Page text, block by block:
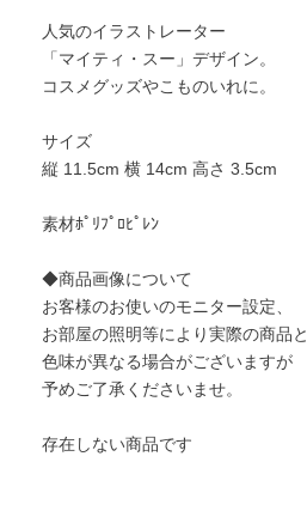
人気のイラストレーター
「マイティ・スー」デザイン。
コスメグッズやこものいれに。
サイズ
縦 11.5cm 横 14cm 高さ 3.5cm
素材ﾎﾟﾘﾌﾟﾛﾋﾟﾚﾝ
◆商品画像について
お客様のお使いのモニター設定、
お部屋の照明等により実際の商品と
色味が異なる場合がございますが
予めご了承くださいませ。
存在しない商品です